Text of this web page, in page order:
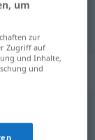
tun)
um
zur
Zugriff auf
und Inhalte,
und